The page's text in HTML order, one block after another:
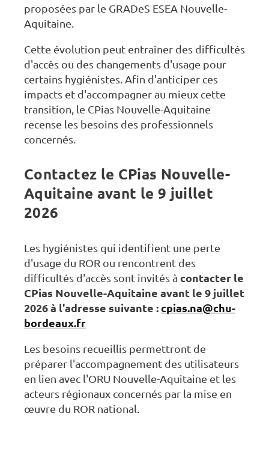
proposées par le GRADeS ESEA Nouvelle-
Aquitaine.
Cette évolution peut entraîner des difficultés
d'accès ou des changements d'usage pour
certains hygiénistes. Afin d'anticiper ces
impacts et d'accompagner au mieux cette
transition, le CPias Nouvelle-Aquitaine
recense les besoins des professionnels
concernés.
Contactez le CPias Nouvelle-
Aquitaine avant le 9 juillet
2026
Les hygiénistes qui identifient une perte
d'usage du ROR ou rencontrent des
difficultés d'accès sont invités à contacter le
CPias Nouvelle-Aquitaine avant le 9 juillet
2026 à l'adresse suivante : cpias.na@chu-
bordeaux.fr
Les besoins recueillis permettront de
préparer l'accompagnement des utilisateurs
en lien avec l'ORU Nouvelle-Aquitaine et les
acteurs régionaux concernés par la mise en
œuvre du ROR national.